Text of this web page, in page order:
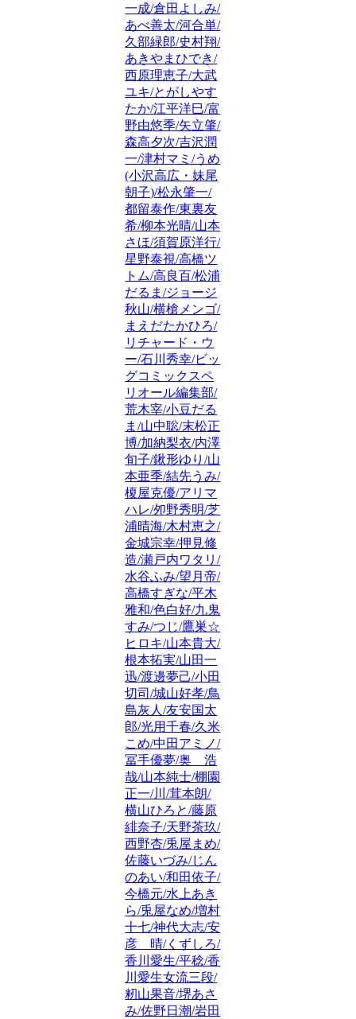
一成/倉田よしみ/
あべ善太/河合単/
久部緑郎/史村翔/
あきやまひでき/
西原理恵子/大武
ユキ/とがしやす
たか/江平洋巳/富
野由悠季/矢立肇/
森高夕次/吉沢潤
一/津村マミ/うめ
(小沢高広・妹尾
朝子)/松永肇一/
都留泰作/東裏友
希/柳本光晴/山本
さほ/須賀原洋行/
星野泰視/高橋ツ
トム/高良百/松浦
だるま/ジョージ
秋山/横槍メンゴ/
まえだたかひろ/
リチャード・ウ
ー/石川秀幸/ビッ
グコミックスペ
リオール編集部/
荒木宰/小豆だる
ま/山中聡/末松正
博/加納梨衣/内澤
旬子/鍬形ゆり/山
本亜季/結先うみ/
榎屋克優/アリマ
ハレ/夘野秀明/芝
浦晴海/木村恵之/
金城宗幸/押見修
造/瀬戸内ワタリ/
水谷ふみ/望月帝/
高橋すぎな/平木
雅和/色白好/九鬼
すみ/つじ/鷹巣☆
ヒロキ/山本貴大/
根本拓実/山田一
迅/渡邊夢己/小田
切司/城山好孝/鳥
島灰人/友安国太
郎/光用千春/久米
こめ/中田アミノ/
冨手優夢/奥 浩
哉/山本純士/棚園
正一/川/茸本朗/
横山ひろと/藤原
緋奈子/天野茶玖/
西野杏/兎屋まめ/
佐藤いづみ/じん
のあい/和田依子/
今橋元/水上あき
ら/兎屋なめ/増村
十七/神代大志/安
彦 晴/くずしろ/
香川愛生/平稔/香
川愛生女流三段/
籾山果音/堺あさ
み/佐野日潮/岩田